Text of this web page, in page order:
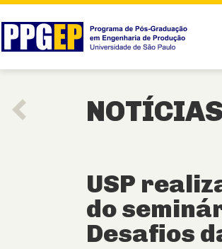
USP
do
Desafios